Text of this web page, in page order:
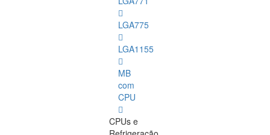
LGA775
LGA1155
MB
com
CPU
CPUs e